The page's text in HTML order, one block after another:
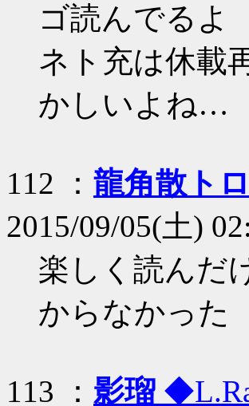
ゴ読んでるよ
ネト充は休載
かしいよね…
112 ： 龍角散ト
2015/09/05(土)
楽しく読んだ
からなかった
113 ： 影瑠